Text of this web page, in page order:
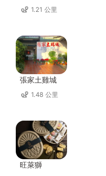
1.21 公里
張家土雞城
1.48 公里
旺萊獅